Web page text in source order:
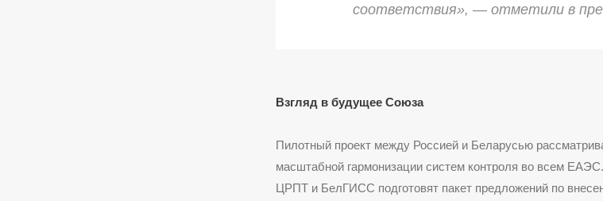
соответствия», — отметили в
Взгляд в будущее Союза
Пилотный проект между Россией и Беларусью
масштабной гармонизации систем контроля во всем
ЦРПТ и БелГИСС подготовят пакет предложений по